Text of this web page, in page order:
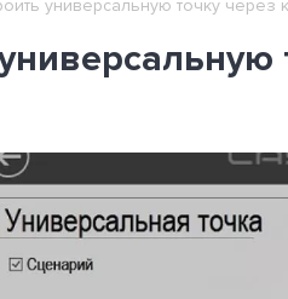
универсальную точку через